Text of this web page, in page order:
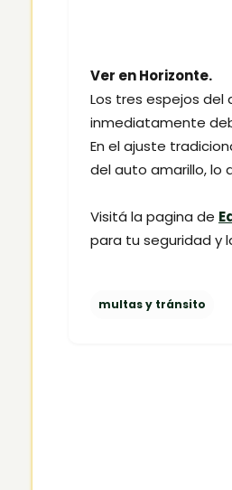
Ver en Horizonte.
Los tres espejos
inmediatamente
En el ajuste
del auto amarillo, lo
Visitá la pagina de
para tu seguridad y
multas y tránsito